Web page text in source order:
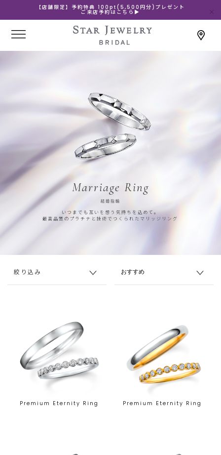
【店舗限定】予約特典 100pt(5,500円分)プレゼント
ご来店予約はこちら▶
Marriage Ring
結婚指輪
いつまでも互いを想う気持ちを込めて。
最高品質のプラチナと技術でつくられたマリッジリング
絞り込み
Premium Eternity Ring Premium Eternity Ring